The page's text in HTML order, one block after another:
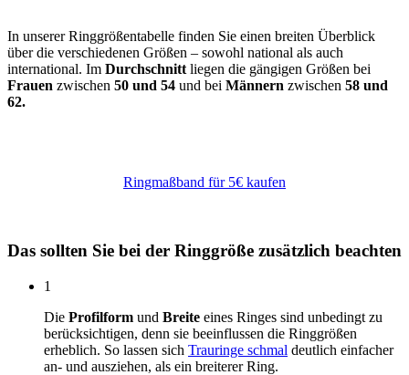
In unserer Ringgrößentabelle finden Sie einen breiten Überblick
über die verschiedenen Größen – sowohl national als auch
international. Im Durchschnitt liegen die gängigen Größen bei
Frauen zwischen 50 und 54 und bei Männern zwischen 58 und
62.
Ringmaßband für 5€ kaufen
Das sollten Sie bei der Ringgröße zusätzlich beachten
1
Die Profilform und Breite eines Ringes sind unbedingt zu
berücksichtigen, denn sie beeinflussen die Ringgrößen
erheblich. So lassen sich Trauringe schmal deutlich einfacher
an- und ausziehen, als ein breiterer Ring.